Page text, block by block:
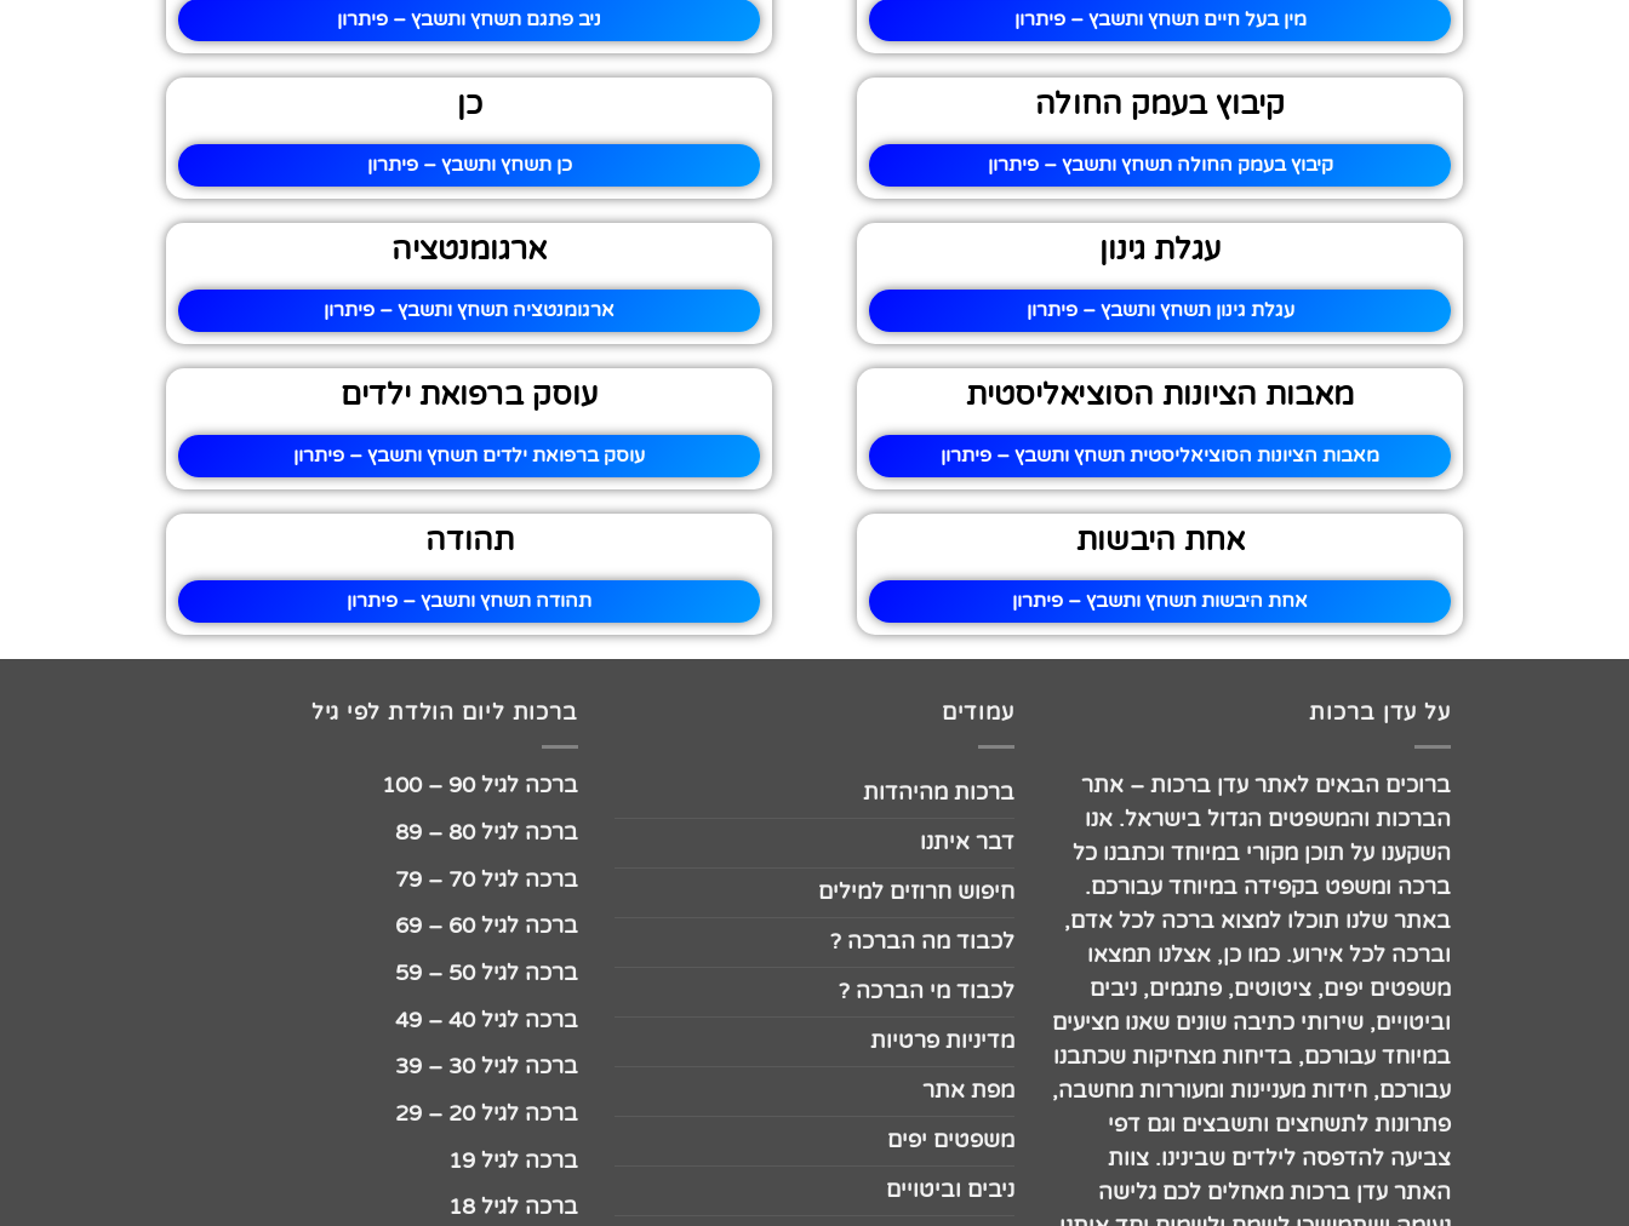
מין בעל חיים תשחץ ותשבץ – פיתרון ניב פתגם תשחץ ותשבץ – פיתרון
קיבוץ בעמק החולה
קיבוץ בעמק החולה תשחץ ותשבץ – פיתרון
כן
כן תשחץ ותשבץ – פיתרון
עגלת גינון
עגלת גינון תשחץ ותשבץ – פיתרון
ארגומנטציה
ארגומנטציה תשחץ ותשבץ – פיתרון
מאבות הציונות הסוציאליסטית
מאבות הציונות הסוציאליסטית תשחץ ותשבץ – פיתרון
עוסק ברפואת ילדים
עוסק ברפואת ילדים תשחץ ותשבץ – פיתרון
אחת היבשות
אחת היבשות תשחץ ותשבץ – פיתרון
תהודה
תהודה תשחץ ותשבץ – פיתרון
על עדן ברכות
ברוכים הבאים לאתר עדן ברכות – אתר
הברכות והמשפטים הגדול בישראל. אנו
השקענו על תוכן מקורי במיוחד וכתבנו כל
ברכה ומשפט בקפידה במיוחד עבורכם.
באתר שלנו תוכלו למצוא ברכה לכל אדם,
וברכה לכל אירוע. כמו כן, אצלנו תמצאו
משפטים יפים, ציטוטים, פתגמים, ניבים
וביטויים, שירותי כתיבה שונים שאנו מציעים
במיוחד עבורכם, בדיחות מצחיקות שכתבנו
עבורכם, חידות מעניינות ומעוררות מחשבה,
פתרונות לתשחצים ותשבצים וגם דפי
צביעה להדפסה לילדים שבינינו. צוות
האתר עדן ברכות מאחלים לכם גלישה
עמודים
ברכות מהיהדות
דבר איתנו
חיפוש חרוזים למילים
לכבוד מה הברכה ?
לכבוד מי הברכה ?
מדיניות פרטיות
מפת אתר
משפטים יפים
ניבים וביטויים
ברכות ליום הולדת לפי גיל
ברכה לגיל 90 – 100
ברכה לגיל 80 – 89
ברכה לגיל 70 – 79
ברכה לגיל 60 – 69
ברכה לגיל 50 – 59
ברכה לגיל 40 – 49
ברכה לגיל 30 – 39
ברכה לגיל 20 – 29
ברכה לגיל 19
ברכה לגיל 18